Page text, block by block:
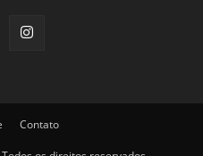
Contato